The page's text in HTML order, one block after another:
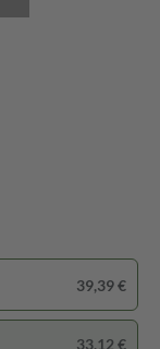
39,39 €
33,12 €